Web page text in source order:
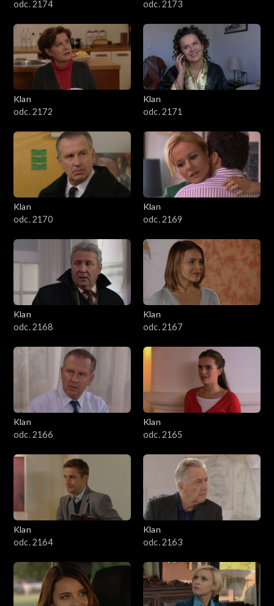
odc. 2174 odc. 2173
Klan
odc. 2172
Klan
odc. 2171
Klan
odc. 2170
Klan
odc. 2169
Klan
odc. 2168
Klan
odc. 2167
Klan
odc. 2166
Klan
odc. 2165
Klan
odc. 2164
Klan
odc. 2163